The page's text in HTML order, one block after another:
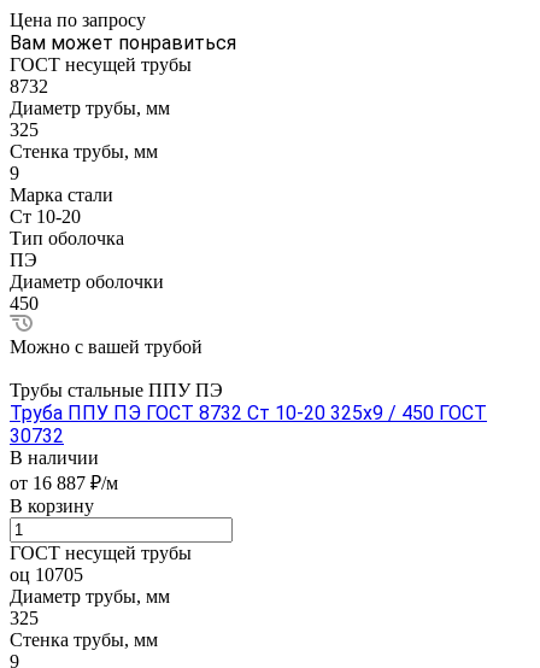
Цена по запросу
Вам может понравиться
ГОСТ несущей трубы
8732
Диаметр трубы, мм
325
Стенка трубы, мм
9
Марка стали
Ст 10-20
Тип оболочка
ПЭ
Диаметр оболочки
450
Можно с вашей трубой
Трубы стальные ППУ ПЭ
Труба ППУ ПЭ ГОСТ 8732 Ст 10-20 325x9 / 450 ГОСТ
30732
В наличии
от 16 887 ₽/м
В корзину
ГОСТ несущей трубы
оц 10705
Диаметр трубы, мм
325
Стенка трубы, мм
9